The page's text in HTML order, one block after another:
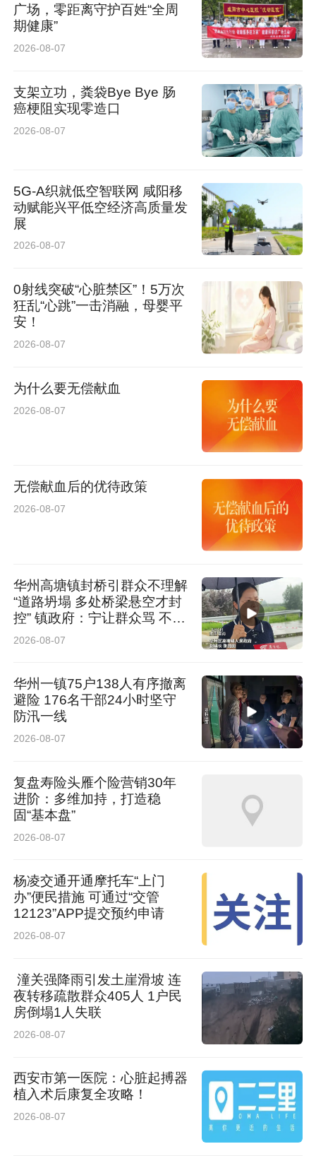
广场，零距离守护百姓“全周
期健康”
2026-08-07
支架立功，粪袋Bye Bye 肠
癌梗阻实现零造口
2026-08-07
5G-A织就低空智联网 咸阳移
动赋能兴平低空经济高质量发
展
2026-08-07
0射线突破“心脏禁区”！5万次
狂乱“心跳”一击消融，母婴平
安！
2026-08-07
为什么要无偿献血
2026-08-07
无偿献血后的优待政策
2026-08-07
华州高塘镇封桥引群众不理解
“道路坍塌 多处桥梁悬空才封
控” 镇政府：宁让群众骂 不让
群众哭
2026-08-07
华州一镇75户138人有序撤离
避险 176名干部24小时坚守
防汛一线
2026-08-07
复盘寿险头雁个险营销30年
进阶：多维加持，打造稳
固“基本盘”
2026-08-07
杨凌交通开通摩托车“上门
办”便民措施 可通过“交管
12123”APP提交预约申请
2026-08-07
潼关强降雨引发土崖滑坡 连
夜转移疏散群众405人 1户民
房倒塌1人失联
2026-08-07
西安市第一医院：心脏起搏器
植入术后康复全攻略！
2026-08-07